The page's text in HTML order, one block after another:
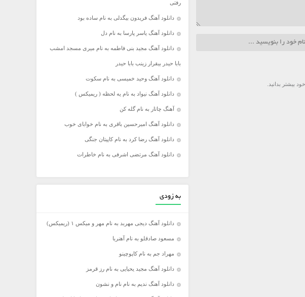
بیشتر بدانید.
رفتی
دانلود آهنگ فریدون بیگدلی به نام ساده بود
دانلود آهنگ یاسر پارسا به نام دل
دانلود آهنگ مجید بنی فاطمه به نام میری مسجد امشب
بابا حیدر بیقرار زینب بابا حیدر
دانلود آهنگ وحید خمیسی به نام سکوت
دانلود آهنگ نیواد به نام یه لحظه ( ریمیکس )
آهنگ چاتار به نام گله کن
دانلود آهنگ امیرحسین باقری به نام خوابای خوب
دانلود آهنگ رضا کرد به نام کاپیتان جنگی
دانلود آهنگ مرتضی اشرفی به نام خاطرات
به زودی
دانلود آهنگ دیجی مهربد به نام مهر و میکس ۱ (ریمیکس)
مسعود صادقلو به نام آهنربا
مهراد جم به نام کاپوچینو
دانلود آهنگ مجید یحیایی به نام رز قرمز
دانلود آهنگ ندیم به نام نام و نشون